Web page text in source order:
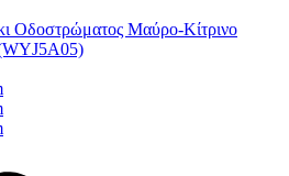
Οδοστρώματος Μαύρο-Κίτρινο